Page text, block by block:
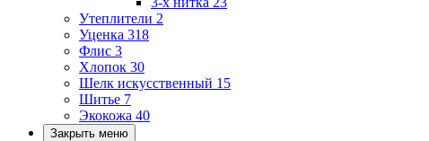
Утеплители 2
Уценка 318
Флис 3
Хлопок 30
Шелк искусственный 15
Шитье 7
Экокожа 40
Закрыть меню